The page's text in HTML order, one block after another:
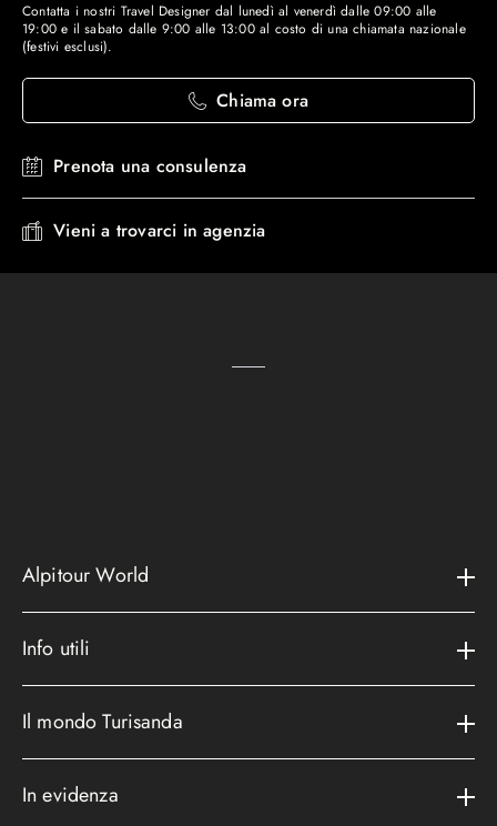
Contatta i nostri Travel Designer dal lunedì al venerdì dalle 09:00 alle
19:00 e il sabato dalle 9:00 alle 13:00 al costo di una chiamata nazionale
(festivi esclusi).
Chiama ora
Prenota una consulenza
Vieni a trovarci in agenzia
Alpitour World
AWARD
Area riservata
Convenzioni
Info utili
Metodi di pagamento
Il mondo Turisanda
In evidenza